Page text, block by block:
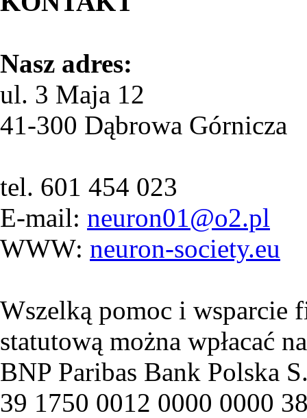
Nasz adres:
ul. 3 Maja 12
41-300 Dąbrowa Górnicza
tel. 601 454 023
E-mail: neuron01@o2.pl
WWW: neuron-society.eu
Wszelką pomoc i wsparcie
statutową można wpłacać
BNP Paribas Bank Polska
39 1750 0012 0000 0000